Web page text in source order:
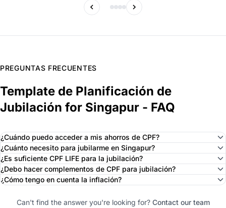
PREGUNTAS FRECUENTES
Template de Planificación de
Jubilación for Singapur - FAQ
¿Cuándo puedo acceder a mis ahorros de CPF?
¿Cuánto necesito para jubilarme en Singapur?
¿Es suficiente CPF LIFE para la jubilación?
¿Debo hacer complementos de CPF para jubilación?
¿Cómo tengo en cuenta la inflación?
Can't find the answer you're looking for? Contact our team